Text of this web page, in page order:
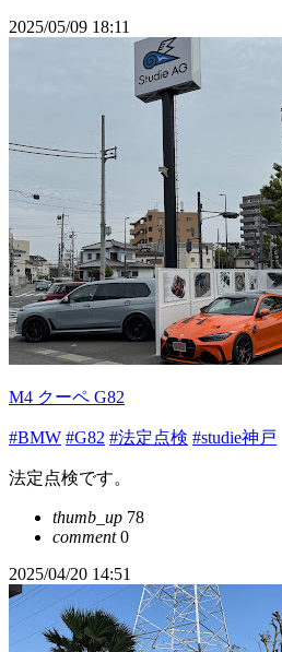
2025/05/09 18:11
M4 クーペ G82
#BMW #G82 #法定点検 #studie神戸
法定点検です。
thumb_up 78
comment0
2025/04/20 14:51